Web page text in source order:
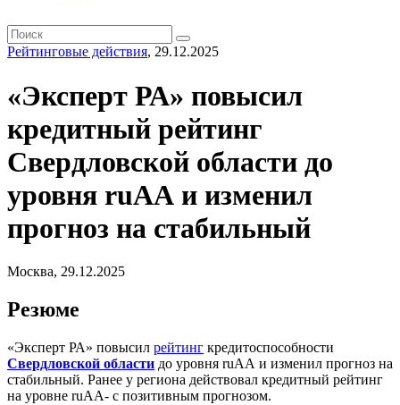
Рейтинговые действия, 29.12.2025
«Эксперт РА» повысил
кредитный рейтинг
Свердловской области до
уровня ruАА и изменил
прогноз на стабильный
Москва, 29.12.2025
Резюме
«Эксперт РА» повысил рейтинг кредитоспособности
Свердловской области до уровня ruАА и изменил прогноз на
стабильный. Ранее у региона действовал кредитный рейтинг
на уровне ruАА- с позитивным прогнозом.